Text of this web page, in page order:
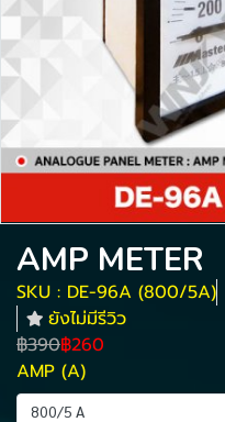
AMP METER
SKU : DE-96A (800/5A)
ยังไม่มีรีวิว
฿390฿260
AMP (A)
800/5 A